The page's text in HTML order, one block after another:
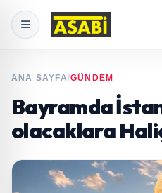
ANA SAYFA/GÜNDEM
Bayramda
olacaklara